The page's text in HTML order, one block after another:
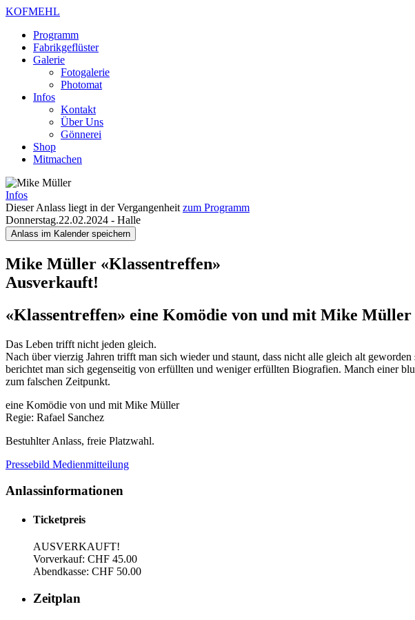
KOFMEHL
Programm
Fabrikgeflüster
Galerie
Fotogalerie
Photomat
Infos
Kontakt
Über Uns
Gönnerei
Shop
Mitmachen
Infos
Dieser Anlass liegt in der Vergangenheit zum Programm
Donnerstag.22.02.2024 - Halle
Anlass im Kalender speichern
Mike Müller «Klassentreffen»
Ausverkauft!
«Klassentreffen» eine Komödie von und mit Mike Müller
Das Leben trifft nicht jeden gleich.
Nach über vierzig Jahren trifft man sich wieder und staunt, dass nicht alle gleich alt
berichtet man sich gegenseitig von erfüllten und weniger erfüllten Biografien. Manch einer
zum falschen Zeitpunkt.
eine Komödie von und mit Mike Müller
Regie: Rafael Sanchez
Bestuhlter Anlass, freie Platzwahl.
Pressebild Medienmitteilung
Anlassinformationen
Ticketpreis
AUSVERKAUFT!
Vorverkauf: CHF 45.00
Abendkasse: CHF 50.00
Zeitplan